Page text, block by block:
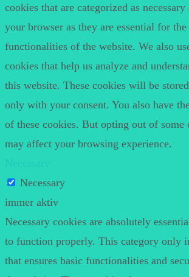
cookies that are categorized as necessary
your browser as they are essential for
functionalities of the website. We also
cookies that help us analyze and
this website. These cookies will be
only with your consent. You also have
of these cookies. But opting out of some
may affect your browsing experience.
Necessary
immer aktiv
Necessary cookies are absolutely
to function properly. This category only
that ensures basic functionalities and